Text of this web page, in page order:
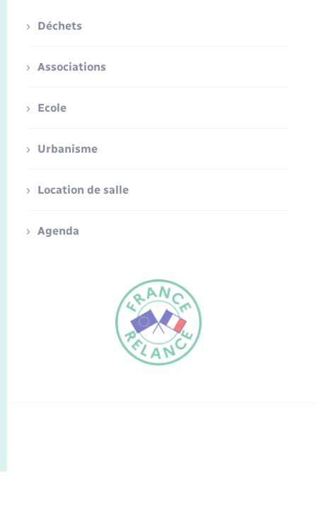
FR
Déchets
Associations
Ecole
Urbanisme
Location de salle
Agenda